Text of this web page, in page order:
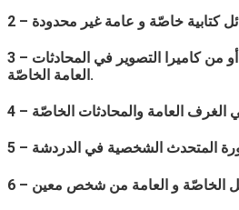
3 – إرسال صور من المعرض أو من كاميرا التصوير في المحادثات
العامة الخاصّة.